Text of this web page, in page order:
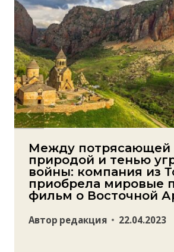
Между потрясающей
природой и тенью
войны: компания из
приобрела мировые
фильм о Восточной
Автор редакция 22.04.2023